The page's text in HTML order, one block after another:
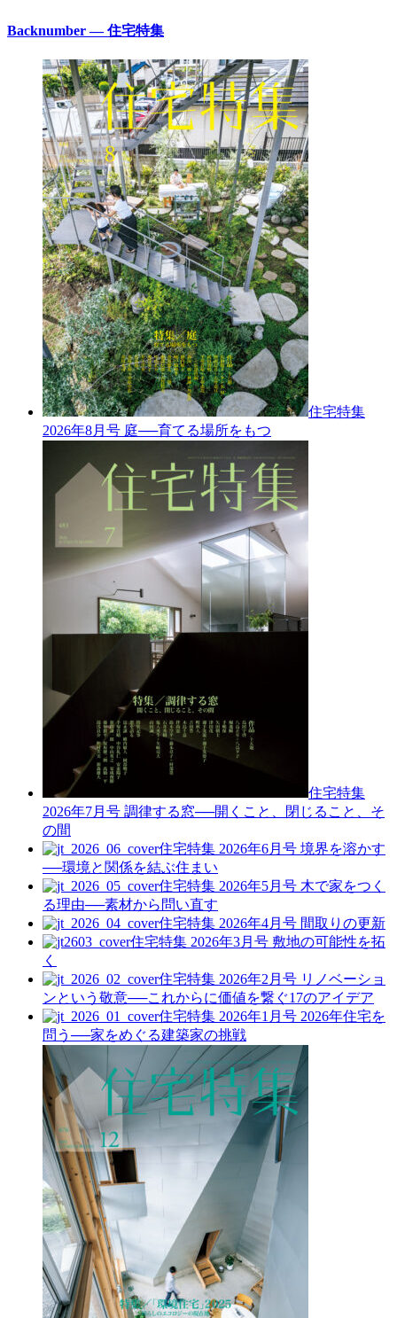
Backnumber — 住宅特集
住宅特集
2026年8月号 庭──育てる場所をもつ
住宅特集
2026年7月号 調律する窓──開くこと、閉じること、そ
の間
住宅特集 2026年6月号 境界を溶かす
──環境と関係を結ぶ住まい
住宅特集 2026年5月号 木で家をつく
る理由──素材から問い直す
住宅特集 2026年4月号 間取りの更新
住宅特集 2026年3月号 敷地の可能性を拓
く
住宅特集 2026年2月号 リノベーショ
ンという敬意──これからに価値を繋ぐ17のアイデア
住宅特集 2026年1月号 2026年住宅を
問う──家をめぐる建築家の挑戦